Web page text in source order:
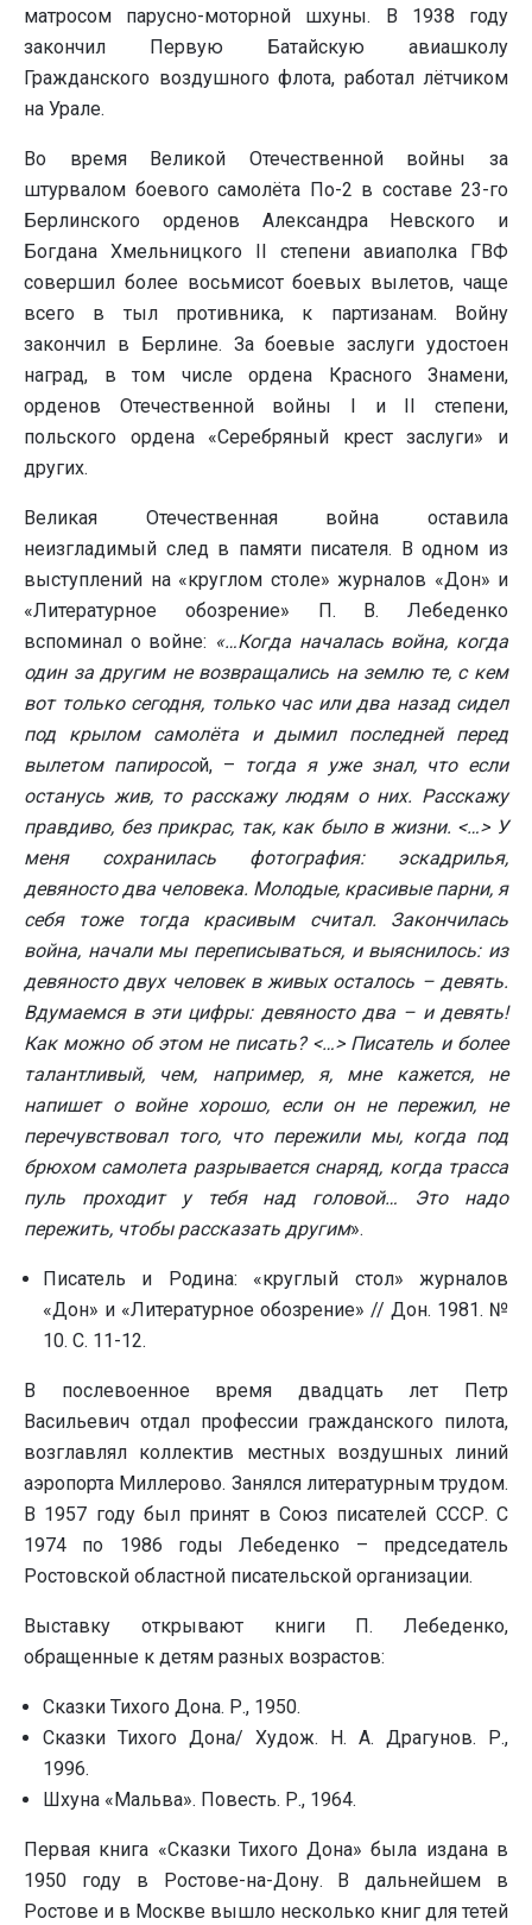
матросом парусно-моторной шхуны. В 1938 году
закончил Первую Батайскую авиашколу
Гражданского воздушного флота, работал лётчиком
на Урале.
Во время Великой Отечественной войны за
штурвалом боевого самолёта По-2 в составе 23-го
Берлинского орденов Александра Невского и
Богдана Хмельницкого II степени авиаполка ГВФ
совершил более восьмисот боевых вылетов, чаще
всего в тыл противника, к партизанам. Войну
закончил в Берлине. За боевые заслуги удостоен
наград, в том числе ордена Красного Знамени,
орденов Отечественной войны I и II степени,
польского ордена «Серебряный крест заслуги» и
других.
Великая Отечественная война оставила
неизгладимый след в памяти писателя. В одном из
выступлений на «круглом столе» журналов «Дон» и
«Литературное обозрение» П. В. Лебеденко
вспоминал о войне: «…Когда началась война, когда
один за другим не возвращались на землю те, с кем
вот только сегодня, только час или два назад сидел
под крылом самолёта и дымил последней перед
вылетом папиросой, – тогда я уже знал, что если
останусь жив, то расскажу людям о них. Расскажу
правдиво, без прикрас, так, как было в жизни. <…> У
меня сохранилась фотография: эскадрилья,
девяносто два человека. Молодые, красивые парни, я
себя тоже тогда красивым считал. Закончилась
война, начали мы переписываться, и выяснилось: из
девяносто двух человек в живых осталось – девять.
Вдумаемся в эти цифры: девяносто два – и девять!
Как можно об этом не писать? <…> Писатель и более
талантливый, чем, например, я, мне кажется, не
напишет о войне хорошо, если он не пережил, не
перечувствовал того, что пережили мы, когда под
брюхом самолета разрывается снаряд, когда трасса
пуль проходит у тебя над головой… Это надо
пережить, чтобы рассказать другим».
Писатель и Родина: «круглый стол» журналов
«Дон» и «Литературное обозрение» // Дон. 1981. №
10. С. 11-12.
В послевоенное время двадцать лет Петр
Васильевич отдал профессии гражданского пилота,
возглавлял коллектив местных воздушных линий
аэропорта Миллерово. Занялся литературным трудом.
В 1957 году был принят в Союз писателей СССР. С
1974 по 1986 годы Лебеденко – председатель
Ростовской областной писательской организации.
Выставку открывают книги П. Лебеденко,
обращенные к детям разных возрастов:
Сказки Тихого Дона. Р., 1950.
Сказки Тихого Дона/ Худож. Н. А. Драгунов. Р.,
1996.
Шхуна «Мальва». Повесть. Р., 1964.
Первая книга «Сказки Тихого Дона» была издана в
1950 году в Ростове-на-Дону. В дальнейшем в
Ростове и в Москве вышло несколько книг для тетей